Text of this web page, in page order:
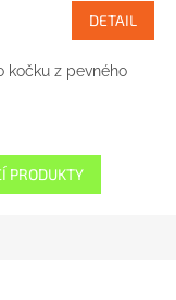
DETAIL
kočku z pevného
PRODUKTY